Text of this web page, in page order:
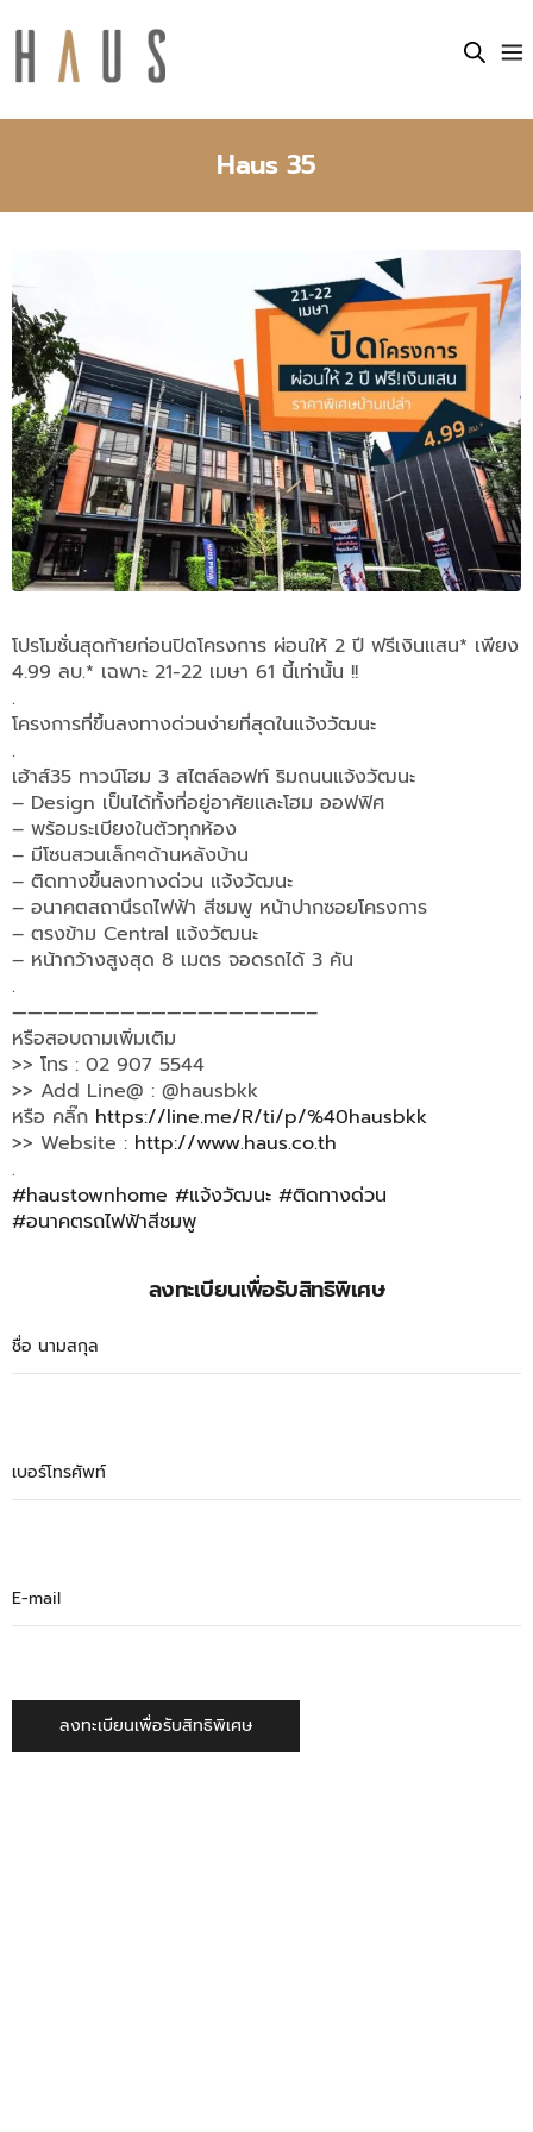
Haus 35
โปรโมชั่นสุดท้ายก่อนปิดโครงการ ผ่อนให้ 2 ปี ฟรีเงินแสน* เพียง
4.99 ลบ.* เฉพาะ 21-22 เมษา 61 นี้เท่านั้น !!
.
โครงการที่ขึ้นลงทางด่วนง่ายที่สุดในแจ้งวัฒนะ
.
เฮ้าส์35 ทาวน์โฮม 3 สไตล์ลอฟท์ ริมถนนแจ้งวัฒนะ
– Design เป็นได้ทั้งที่อยู่อาศัยและโฮม ออฟฟิศ
– พร้อมระเบียงในตัวทุกห้อง
– มีโซนสวนเล็กๆด้านหลังบ้าน
– ติดทางขึ้นลงทางด่วน แจ้งวัฒนะ
– อนาคตสถานีรถไฟฟ้า สีชมพู หน้าปากซอยโครงการ
– ตรงข้าม Central แจ้งวัฒนะ
– หน้ากว้างสูงสุด 8 เมตร จอดรถได้ 3 คัน
.
———————————————————–
หรือสอบถามเพิ่มเติม
>> โทร : 02 907 5544
>> Add Line@ : @hausbkk
หรือ คลิ๊ก https://line.me/R/ti/p/%40hausbkk
>> Website : http://www.haus.co.th
.
#haustownhome #แจ้งวัฒนะ #ติดทางด่วน
#อนาคตรถไฟฟ้าสีชมพู
ลงทะเบียนเพื่อรับสิทธิพิเศษ